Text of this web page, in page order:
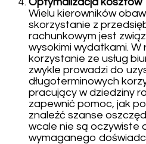
Wielu kierowników
skorzystanie z
rachunkowym jest
wysokimi wydatkami. W
korzystanie ze usług
zwykle prowadzi do
długoterminowych
pracujący w dziedziny
zapewnić pomoc, jak
znaleźć szanse
wcale nie są oczywiste
wymaganego